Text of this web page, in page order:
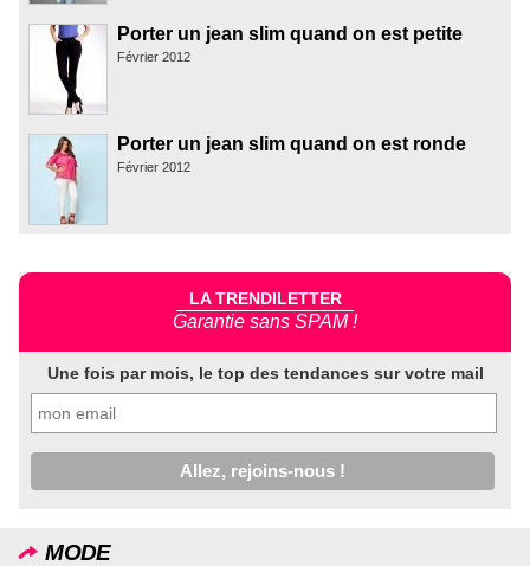
Porter un jean slim quand on est petite
Février 2012
Porter un jean slim quand on est ronde
Février 2012
LA TRENDILETTER
Garantie sans SPAM !
Une fois par mois, le top des tendances sur votre mail
MODE